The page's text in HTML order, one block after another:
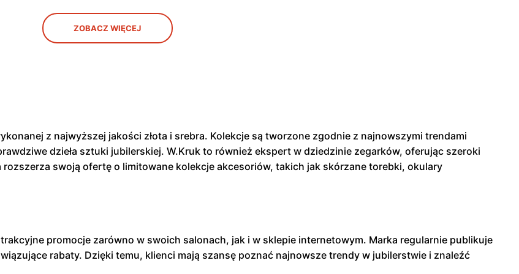
ZOBACZ WIĘCEJ
z najwyższej jakości złota i srebra. Kolekcje są tworzone zgodnie z najnowszymi trendami
dzieła sztuki jubilerskiej. W.Kruk to również ekspert w dziedzinie zegarków, oferując szeroki
swoją ofertę o limitowane kolekcje akcesoriów, takich jak skórzane torebki, okulary
promocje zarówno w swoich salonach, jak i w sklepie internetowym. Marka regularnie publikuje
rabaty. Dzięki temu, klienci mają szansę poznać najnowsze trendy w jubilerstwie i znaleźć